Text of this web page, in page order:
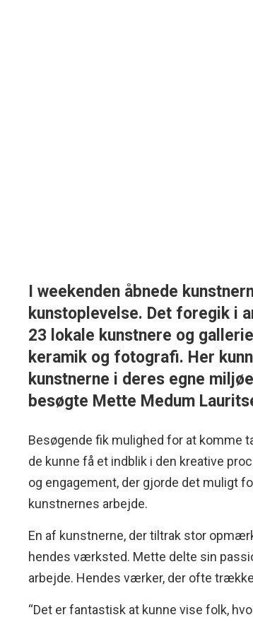
I weekenden åbnede
kunstoplevelse. Det foregik i
23 lokale kunstnere og
keramik og fotografi. Her
kunstnerne i deres egne
besøgte Mette Medum
Besøgende fik mulighed for at komme
de kunne få et indblik i den kreative
og engagement, der gjorde det muligt
kunstnernes arbejde.
En af kunstnerne, der tiltrak stor
hendes værksted. Mette delte sin
arbejde. Hendes værker, der ofte
“Det er fantastisk at kunne vise folk,